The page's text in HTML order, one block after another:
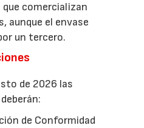
que comercializan
aunque el envase
un tercero.
de 2026 las
de Conformidad